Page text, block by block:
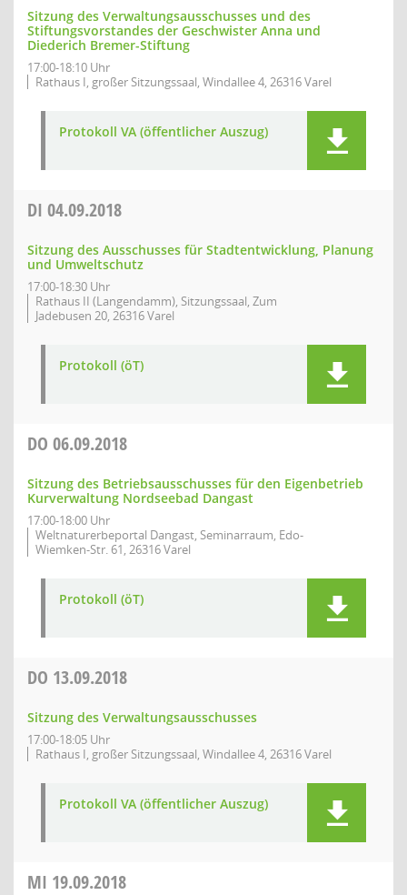
Sitzung des Verwaltungsausschusses und des
Stiftungsvorstandes der Geschwister Anna und
Diederich Bremer-Stiftung
17:00-18:10 Uhr
Rathaus I, großer Sitzungssaal, Windallee 4, 26316 Varel
Protokoll VA (öffentlicher Auszug)
DI 04.09.2018
Sitzung des Ausschusses für Stadtentwicklung, Planung
und Umweltschutz
17:00-18:30 Uhr
Rathaus II (Langendamm), Sitzungssaal, Zum
Jadebusen 20, 26316 Varel
Protokoll (öT)
DO 06.09.2018
Sitzung des Betriebsausschusses für den Eigenbetrieb
Kurverwaltung Nordseebad Dangast
17:00-18:00 Uhr
Weltnaturerbeportal Dangast, Seminarraum, Edo-
Wiemken-Str. 61, 26316 Varel
Protokoll (öT)
DO 13.09.2018
Sitzung des Verwaltungsausschusses
17:00-18:05 Uhr
Rathaus I, großer Sitzungssaal, Windallee 4, 26316 Varel
Protokoll VA (öffentlicher Auszug)
MI 19.09.2018